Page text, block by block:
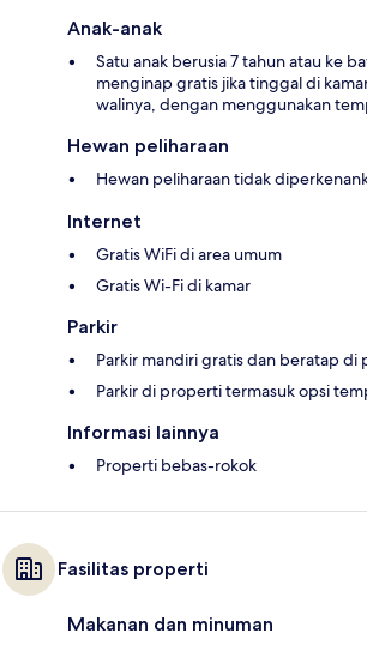
Anak-anak
Satu anak berusia 7 tahun atau ke
menginap gratis jika tinggal di
walinya, dengan menggunakan
Hewan peliharaan
Hewan peliharaan tidak
Internet
Gratis WiFi di area umum
Gratis Wi-Fi di kamar
Parkir
Parkir mandiri gratis dan beratap di
Parkir di properti termasuk opsi
Informasi lainnya
Properti bebas-rokok
Fasilitas properti
Makanan dan minuman